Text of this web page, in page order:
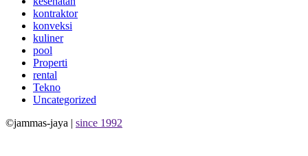
kontraktor
konveksi
kuliner
pool
Properti
rental
Tekno
Uncategorized
©jammas-jaya | since 1992